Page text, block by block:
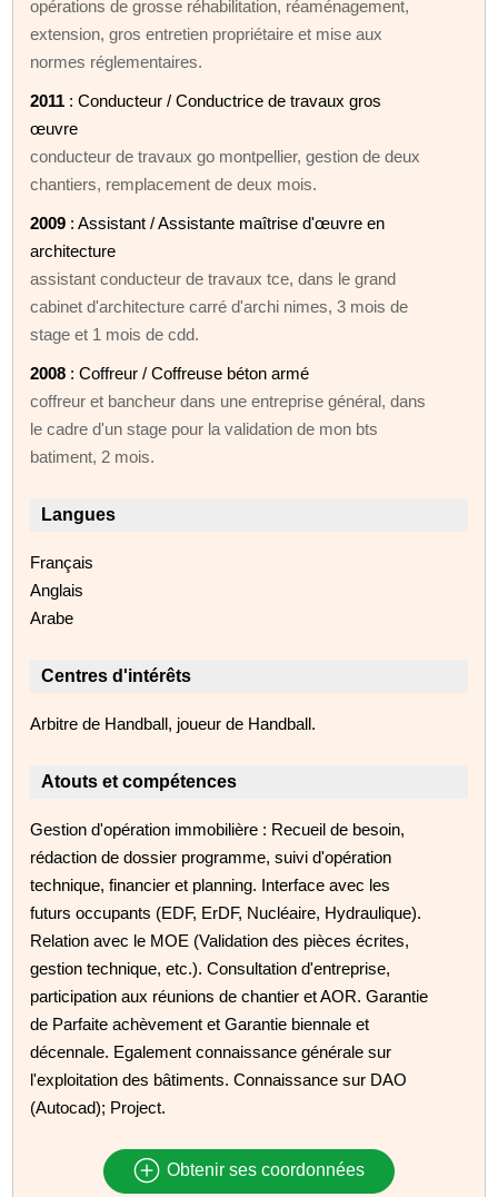
opérations de grosse réhabilitation, réaménagement,
extension, gros entretien propriétaire et mise aux
normes réglementaires.
2011 : Conducteur / Conductrice de travaux gros
œuvre
conducteur de travaux go montpellier, gestion de deux
chantiers, remplacement de deux mois.
2009 : Assistant / Assistante maîtrise d'œuvre en
architecture
assistant conducteur de travaux tce, dans le grand
cabinet d'architecture carré d'archi nimes, 3 mois de
stage et 1 mois de cdd.
2008 : Coffreur / Coffreuse béton armé
coffreur et bancheur dans une entreprise général, dans
le cadre d'un stage pour la validation de mon bts
batiment, 2 mois.
Langues
Français
Anglais
Arabe
Centres d'intérêts
Arbitre de Handball, joueur de Handball.
Atouts et compétences
Gestion d'opération immobilière : Recueil de besoin,
rédaction de dossier programme, suivi d'opération
technique, financier et planning. Interface avec les
futurs occupants (EDF, ErDF, Nucléaire, Hydraulique).
Relation avec le MOE (Validation des pièces écrites,
gestion technique, etc.). Consultation d'entreprise,
participation aux réunions de chantier et AOR. Garantie
de Parfaite achèvement et Garantie biennale et
décennale. Egalement connaissance générale sur
l'exploitation des bâtiments. Connaissance sur DAO
(Autocad); Project.
Obtenir ses coordonnées